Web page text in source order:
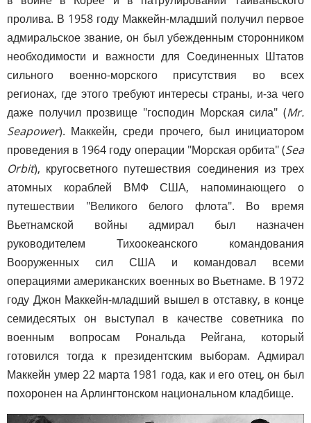
пролива. В 1958 году Маккейн-младший получил первое
адмиральское звание, он был убежденным сторонником
необходимости и важности для Соединенных Штатов
сильного военно-морского присутствия во всех
регионах, где этого требуют интересы страны, и-за чего
даже получил прозвище "господин Морская сила" (Mr.
Seapower). Маккейн, среди прочего, был инициатором
проведения в 1964 году операции "Морская орбита" (Sea
Orbit), кругосветного путешествия соединения из трех
атомных кораблей ВМФ США, напоминающего о
путешествии "Великого белого флота". Во время
Вьетнамской войны адмирал был назначен
руководителем Тихоокеанского командования
Вооруженных сил США и командовал всеми
операциями американских военных во Вьетнаме. В 1972
году Джон Маккейн-младший вышел в отставку, в конце
семидесятых он выступал в качестве советника по
военным вопросам Рональда Рейгана, который
готовился тогда к президентским выборам. Адмирал
Маккейн умер 22 марта 1981 года, как и его отец, он был
похоронен на Арлингтонском национальном кладбище.